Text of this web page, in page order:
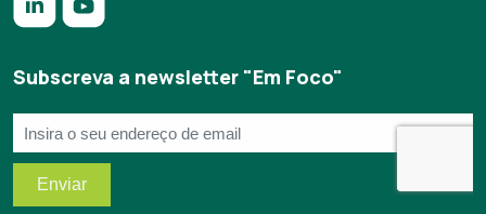
Subscreva a newsletter "Em Foco"